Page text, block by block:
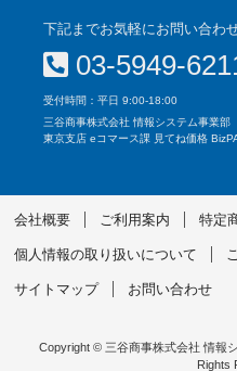
下記までお気軽にお問い合わ
03-5949-
受付時間：平日 9:00-18:00
三谷商事株式会社 情報システム事業部
東京支店 eコマース課 見てね価格
会社概要 ご利用案内 特定
個人情報の取り扱いについて
サイトマップ お問い合わせ
Copyright © 三谷商事株式会社 情報
Rights